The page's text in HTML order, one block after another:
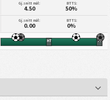
Gj.snitt mål:
4.50
BTTS:
50%
Gj.snitt mål:
0.00
BTTS:
0%
HT FT